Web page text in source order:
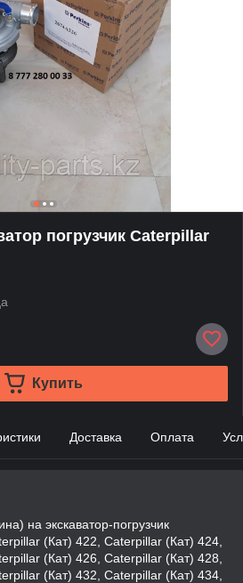
погрузчик Caterpillar
Купить
Доставка Оплата
на экскаватор-погрузчик
(Кат) 422, Caterpillar (Кат) 424,
(Кат) 426, Caterpillar (Кат) 428,
(Кат) 432, Caterpillar (Кат) 434,